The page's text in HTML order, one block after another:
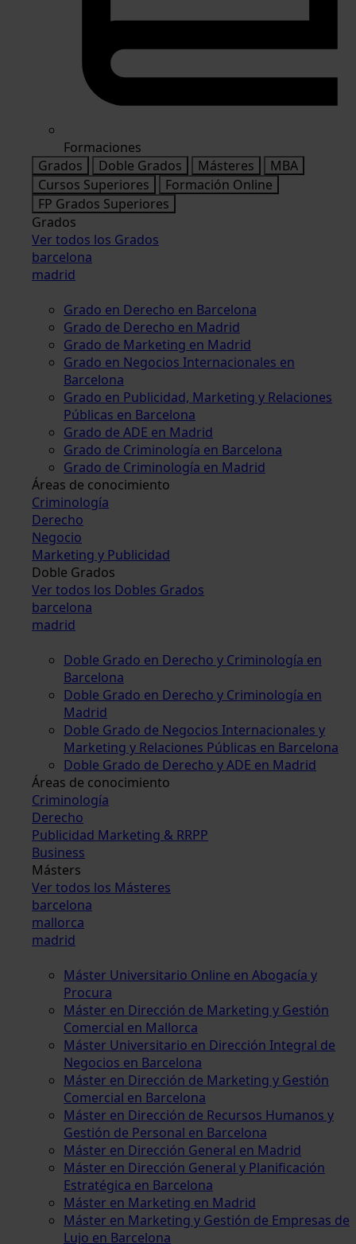
Formaciones
Grados
Doble Grados Másteres
MBA
Cursos Superiores
Formación Online
FP Grados Superiores
Grados
Ver todos los Grados
barcelona
madrid
Grado en Derecho en Barcelona
Grado de Derecho en Madrid
Grado de Marketing en Madrid
Grado en Negocios Internacionales en
Barcelona
Grado en Publicidad, Marketing y Relaciones
Públicas en Barcelona
Grado de ADE en Madrid
Grado de Criminología en Barcelona
Grado de Criminología en Madrid
Áreas de conocimiento
Criminología
Derecho
Negocio
Marketing y Publicidad
Doble Grados
Ver todos los Dobles Grados
barcelona
madrid
Doble Grado en Derecho y Criminología en
Barcelona
Doble Grado en Derecho y Criminología en
Madrid
Doble Grado de Negocios Internacionales y
Marketing y Relaciones Públicas en Barcelona
Doble Grado de Derecho y ADE en Madrid
Áreas de conocimiento
Criminología
Derecho
Publicidad Marketing & RRPP
Business
Másters
Ver todos los Másteres
barcelona
mallorca
madrid
Máster Universitario Online en Abogacía y
Procura
Máster en Dirección de Marketing y Gestión
Comercial en Mallorca
Máster Universitario en Dirección Integral de
Negocios en Barcelona
Máster en Dirección de Marketing y Gestión
Comercial en Barcelona
Máster en Dirección de Recursos Humanos y
Gestión de Personal en Barcelona
Máster en Dirección General en Madrid
Máster en Dirección General y Planificación
Estratégica en Barcelona
Máster en Marketing en Madrid
Máster en Marketing y Gestión de Empresas de
Lujo en Barcelona